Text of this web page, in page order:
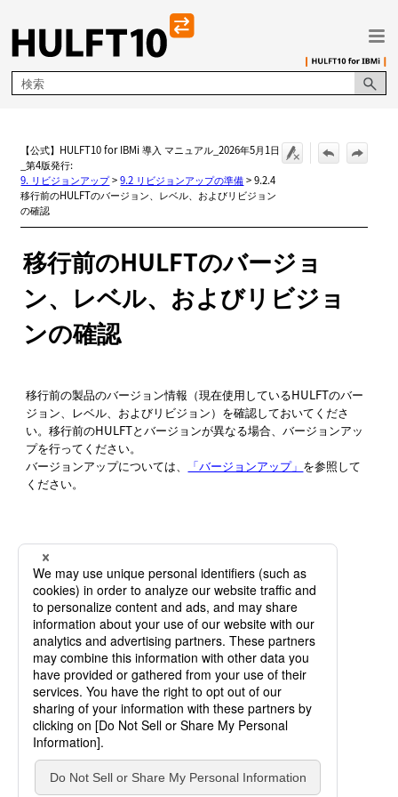
メイン コンテンツにスキップ
【公式】HULFT10 for IBMi 導入 マニュアル_2026年5月1日
_第4版発行:
9. リビジョンアップ>9.2 リビジョンアップの準備>9.2.4
移行前のHULFTのバージョン、レベル、およびリビジョン
の確認
移行前のHULFTのバージョ
ン、レベル、およびリビジョ
ンの確認
移行前の製品のバージョン情報（現在使用しているHULFTのバー
ジョン、レベル、およびリビジョン）を確認しておいてくださ
い。移行前のHULFTとバージョンが異なる場合、バージョンアッ
プを行ってください。
バージョンアップについては、
「バージョンアップ」 を参照して
ください。